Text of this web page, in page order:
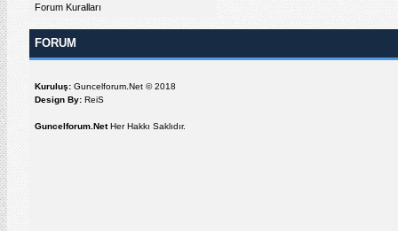
Forum Kuralları
FORUM
Kuruluş: Guncelforum.Net © 2018
Design By: ReiS
Guncelforum.NetHer Hakkı Saklıdır.